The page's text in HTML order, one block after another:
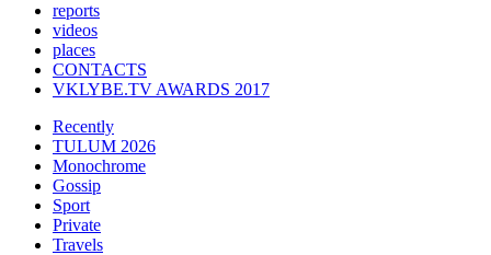
reports
videos
places
CONTACTS
VKLYBE.TV AWARDS 2017
Recently
TULUM 2026
Monochrome
Gossip
Sport
Private
Travels